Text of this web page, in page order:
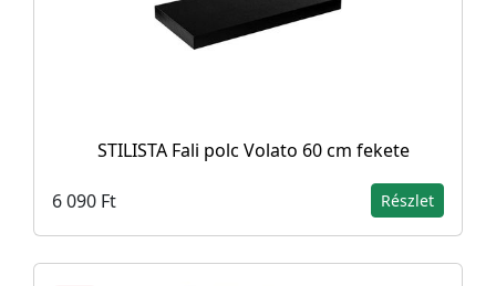
STILISTA Fali polc Volato 60 cm fekete
6 090 Ft Részlet